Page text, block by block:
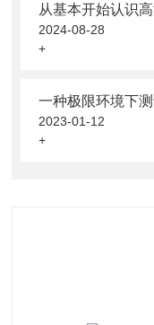
从基本开始认识
2024-08-28
+
一种极限环境下
2023-01-12
+